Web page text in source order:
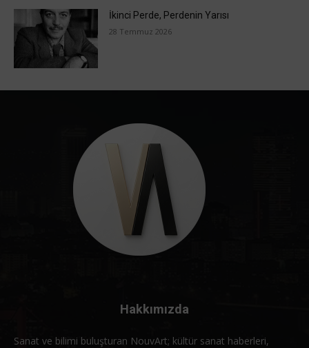
İkinci Perde, Perdenin Yarısı
28 Temmuz 2026
Hakkımızda
Sanat ve bilimi buluşturan NouvArt; kültür sanat haberleri,